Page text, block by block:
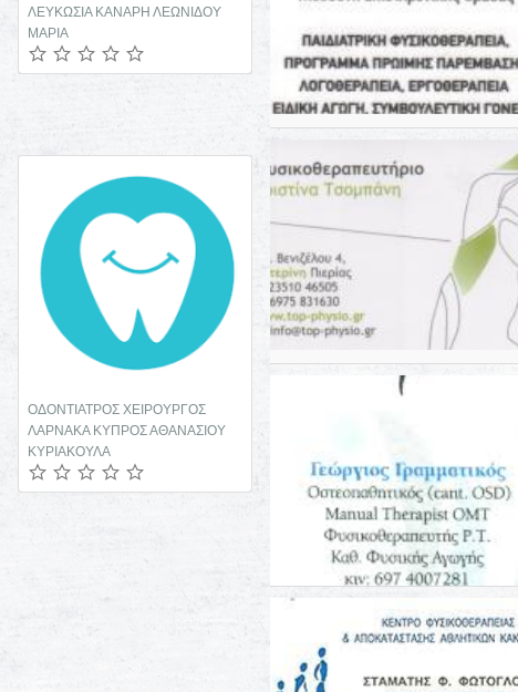
ΛΕΥΚΩΣΙΑ ΚΑΝΑΡΗ ΛΕΩΝΙΔΟΥ
ΜΑΡΙΑ
ΟΔΟΝΤΙΑΤΡΟΣ ΧΕΙΡΟΥΡΓΟΣ
ΛΑΡΝΑΚΑ ΚΥΠΡΟΣ ΑΘΑΝΑΣΙΟΥ
ΚΥΡΙΑΚΟΥΛΑ